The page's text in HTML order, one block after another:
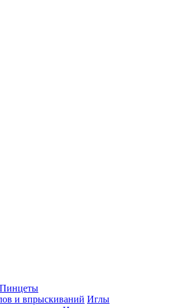
Пинцеты
и впрыскиваний Иглы